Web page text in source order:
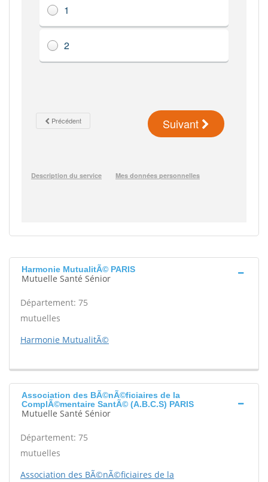
Harmonie MutualitÃ© PARIS
Mutuelle Santé Sénior
Département: 75
mutuelles
Harmonie MutualitÃ©
Association des BÃ©nÃ©ficiaires de la
ComplÃ©mentaire SantÃ© (A.B.C.S) PARIS
Mutuelle Santé Sénior
Département: 75
mutuelles
Association des BÃ©nÃ©ficiaires de la